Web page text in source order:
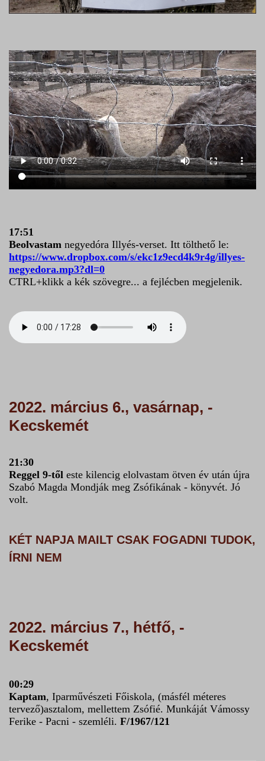
17:51
Beolvastam negyedóra Illyés-verset. Itt tölthető le:
https://www.dropbox.com/s/ekc1z9ecd4k9r4g/illyes-
negyedora.mp3?dl=0
CTRL+klikk a kék szövegre... a fejlécben megjelenik.
2022. március 6., vasárnap, -
Kecskemét
21:30
Reggel 9-től este kilencig elolvastam ötven év után újra
Szabó Magda Mondják meg Zsófikának - könyvét. Jó
volt.
KÉT NAPJA MAILT CSAK FOGADNI TUDOK,
ÍRNI NEM
2022. március 7., hétfő, -
Kecskemét
00:29
Kaptam, Iparművészeti Főiskola, (másfél méteres
tervező)asztalom, mellettem Zsófié. Munkáját Vámossy
Ferike - Pacni - szemléli. F/1967/121